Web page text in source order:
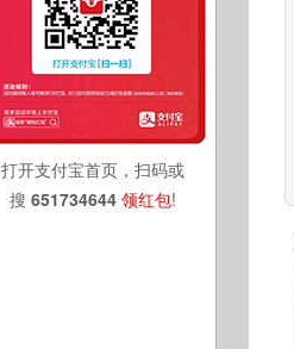
打开支付宝首页，扫码或
搜 651734644 领红包!